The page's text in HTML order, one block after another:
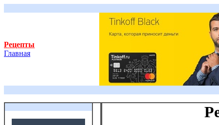
Рецепты
Главная